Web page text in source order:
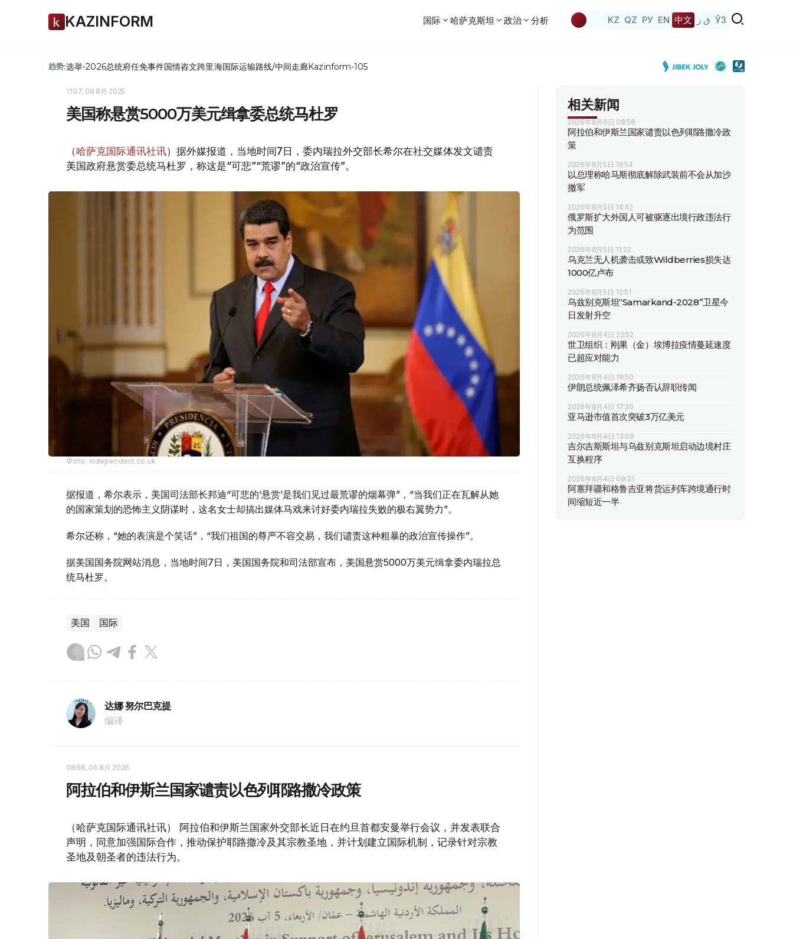
KAZINFORM 国际 哈萨克斯坦 政治 分析 KZ QZ РУ EN 中文 ق ز ЎЗ
趋势:选举-2026总统府任免事件国情咨文跨里海国际运输路线/中间走廊Kazinform-105
11:07, 08 8月 2025
美国称悬赏5000万美元缉拿委总统马杜罗
（哈萨克国际通讯社讯）据外媒报道，当地时间7日，委内瑞拉外交部长希尔在社交媒体发文谴责
美国政府悬赏委总统马杜罗，称这是“可悲”“荒谬”的“政治宣传”。
Фото: independent.co.uk
据报道，希尔表示，美国司法部长邦迪“可悲的‘悬赏’是我们见过最荒谬的烟幕弹”，“当我们正在瓦解从她
的国家策划的恐怖主义阴谋时，这名女士却搞出媒体马戏来讨好委内瑞拉失败的极右翼势力”。
希尔还称，“她的表演是个笑话”，“我们祖国的尊严不容交易，我们谴责这种粗暴的政治宣传操作”。
据美国国务院网站消息，当地时间7日，美国国务院和司法部宣布，美国悬赏5000万美元缉拿委内瑞拉总
统马杜罗。
美国 国际
达娜 努尔巴克提
编译
08:58, 06 8月 2026
阿拉伯和伊斯兰国家谴责以色列耶路撒冷政策
（哈萨克国际通讯社讯） 阿拉伯和伊斯兰国家外交部长近日在约旦首都安曼举行会议，并发表联合
声明，同意加强国际合作，推动保护耶路撒冷及其宗教圣地，并计划建立国际机制，记录针对宗教
圣地及朝圣者的违法行为。
相关新闻
2026年8月6日 08:58
阿拉伯和伊斯兰国家谴责以色列耶路撒冷政
策
2026年8月5日 19:54
以总理称哈马斯彻底解除武装前不会从加沙
撤军
2026年8月5日 14:42
俄罗斯扩大外国人可被驱逐出境行政违法行
为范围
2026年8月5日 11:32
乌克兰无人机袭击或致Wildberries损失达
1000亿卢布
2026年8月5日 10:51
乌兹别克斯坦“Samarkand-2028”卫星今
日发射升空
2026年8月4日 22:52
世卫组织：刚果（金）埃博拉疫情蔓延速度
已超应对能力
2026年8月4日 19:50
伊朗总统佩泽希齐扬否认辞职传闻
2026年8月4日 17:20
亚马逊市值首次突破3万亿美元
2026年8月4日 13:09
吉尔吉斯斯坦与乌兹别克斯坦启动边境村庄
互换程序
2026年8月4日 09:31
阿塞拜疆和格鲁吉亚将货运列车跨境通行时
间缩短近一半